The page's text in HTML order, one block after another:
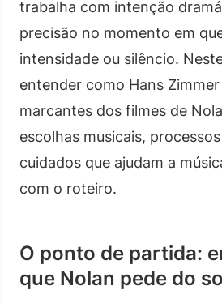
trabalha com intenção
precisão no momento em
intensidade ou silêncio.
entender como Hans
marcantes dos filmes de
escolhas musicais,
cuidados que ajudam a
com o roteiro.
O ponto de partida:
que Nolan pede do